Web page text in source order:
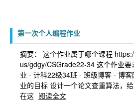
第一次个人编程作业
摘要： 这个作业属于哪个课程
us/gdgy/CSGrade22-34 这个作业
业 - 计科22级34班 - 班级博客 - 博
业的目标 设计一个论文查重算法，
在这 阅读全文